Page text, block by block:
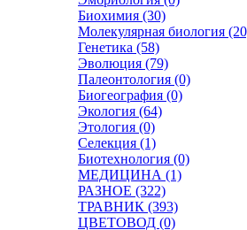
Биохимия (30)
Молекулярная биология
Генетика (58)
Эволюция (79)
Палеонтология (0)
Биогеография (0)
Экология (64)
Этология (0)
Селекция (1)
Биотехнология (0)
МЕДИЦИНА (1)
РАЗНОЕ (322)
ТРАВНИК (393)
ЦВЕТОВОД (0)